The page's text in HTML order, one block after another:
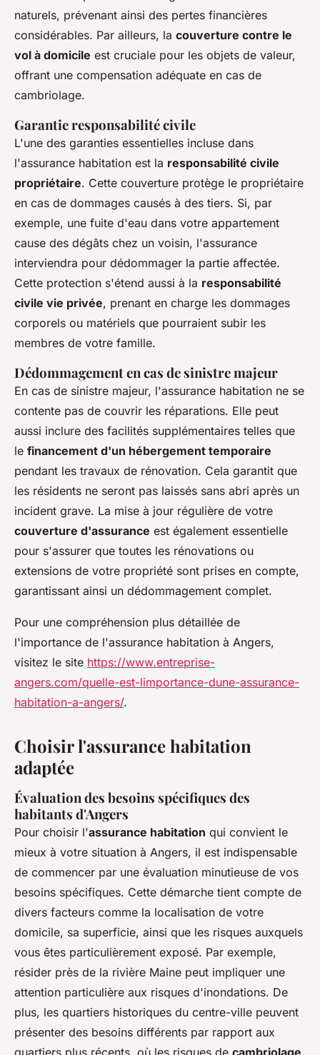
naturels, prévenant ainsi des pertes financières
considérables. Par ailleurs, la couverture contre le
vol à domicile est cruciale pour les objets de valeur,
offrant une compensation adéquate en cas de
cambriolage.
Garantie responsabilité civile
L'une des garanties essentielles incluse dans
l'assurance habitation est la responsabilité civile
propriétaire. Cette couverture protège le propriétaire
en cas de dommages causés à des tiers. Si, par
exemple, une fuite d'eau dans votre appartement
cause des dégâts chez un voisin, l'assurance
interviendra pour dédommager la partie affectée.
Cette protection s'étend aussi à la responsabilité
civile vie privée, prenant en charge les dommages
corporels ou matériels que pourraient subir les
membres de votre famille.
Dédommagement en cas de sinistre majeur
En cas de sinistre majeur, l'assurance habitation ne se
contente pas de couvrir les réparations. Elle peut
aussi inclure des facilités supplémentaires telles que
le financement d'un hébergement temporaire
pendant les travaux de rénovation. Cela garantit que
les résidents ne seront pas laissés sans abri après un
incident grave. La mise à jour régulière de votre
couverture d'assurance est également essentielle
pour s'assurer que toutes les rénovations ou
extensions de votre propriété sont prises en compte,
garantissant ainsi un dédommagement complet.
Pour une compréhension plus détaillée de
l'importance de l'assurance habitation à Angers,
visitez le site https://www.entreprise-
angers.com/quelle-est-limportance-dune-assurance-
habitation-a-angers/.
Choisir l'assurance habitation
adaptée
Évaluation des besoins spécifiques des
habitants d'Angers
Pour choisir l'assurance habitation qui convient le
mieux à votre situation à Angers, il est indispensable
de commencer par une évaluation minutieuse de vos
besoins spécifiques. Cette démarche tient compte de
divers facteurs comme la localisation de votre
domicile, sa superficie, ainsi que les risques auxquels
vous êtes particulièrement exposé. Par exemple,
résider près de la rivière Maine peut impliquer une
attention particulière aux risques d'inondations. De
plus, les quartiers historiques du centre-ville peuvent
présenter des besoins différents par rapport aux